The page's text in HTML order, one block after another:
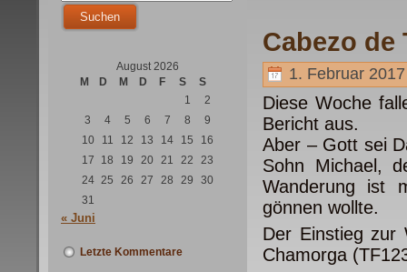
August 2026
M
D M D F S
S
1
2
3
4 5 6 7 8
9
10
11 12 13 14 15
16
17
18 19 20 21 22
23
24 25 26 27 28 29
30
31
« Juni
Letzte Kommentare
Cabezo de
1. Februar
Diese Woche
Bericht aus.
Aber – Gott sei
Sohn Michael,
Wanderung ist
gönnen wollte.
Der Einstieg zur
Chamorga